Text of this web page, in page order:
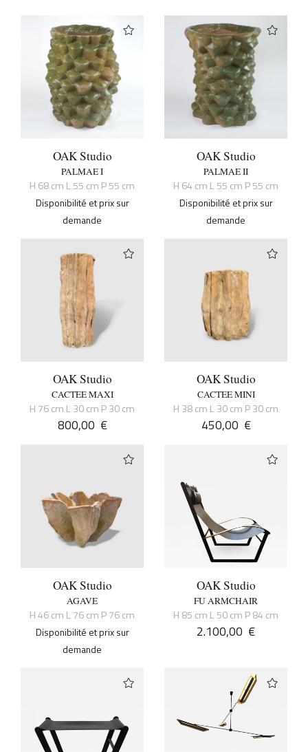
OAK Studio
PALMAE I
H 68 cm L 55 cm P 55 cm
Disponibilité et prix sur
demande
OAK Studio
PALMAE II
H 64 cm L 55 cm P 55 cm
Disponibilité et prix sur
demande
OAK Studio
CACTEE MAXI
H 76 cm L 30 cm P 30 cm
800,00 €
OAK Studio
CACTEE MINI
H 38 cm L 30 cm P 30 cm
450,00 €
OAK Studio
AGAVE
H 46 cm L 76 cm P 76 cm
Disponibilité et prix sur
demande
OAK Studio
FU ARMCHAIR
H 85 cm L 50 cm P 84 cm
2.100,00 €